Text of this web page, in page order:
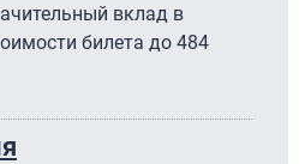
вклад в
билета до 484